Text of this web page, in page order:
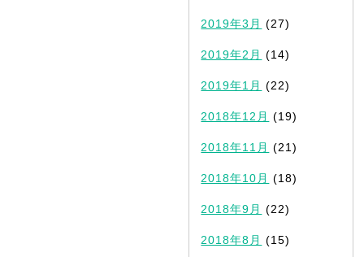
2019年3月 (27)
2019年2月 (14)
2019年1月 (22)
2018年12月 (19)
2018年11月 (21)
2018年10月 (18)
2018年9月 (22)
2018年8月 (15)